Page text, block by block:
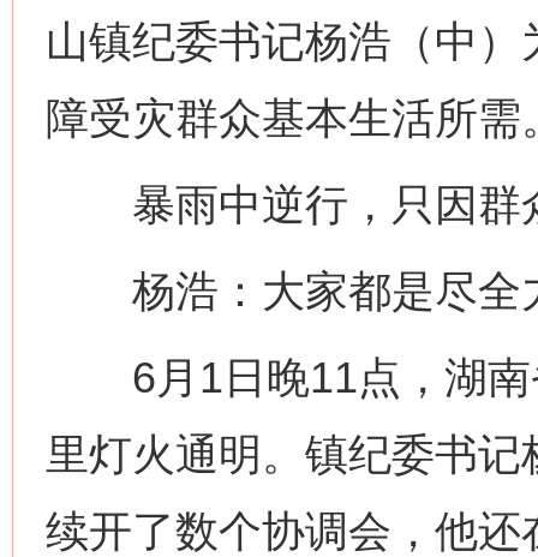
山镇纪委书记杨浩（中
障受灾群众基本生活所需
暴雨中逆行，只因群
杨浩：大家都是尽全
6月1日晚11点，湖南
里灯火通明。镇纪委书
续开了数个协调会，他